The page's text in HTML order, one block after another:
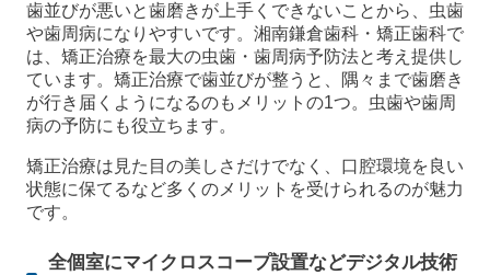
歯並びが悪いと歯磨きが上手くできないことから、虫歯
や歯周病になりやすいです。湘南鎌倉歯科・矯正歯科で
は、矯正治療を最大の虫歯・歯周病予防法と考え提供し
ています。矯正治療で歯並びが整うと、隅々まで歯磨き
が行き届くようになるのもメリットの1つ。虫歯や歯周
病の予防にも役立ちます。
矯正治療は見た目の美しさだけでなく、口腔環境を良い
状態に保てるなど多くのメリットを受けられるのが魅力
です。
全個室にマイクロスコープ設置などデジタル技術